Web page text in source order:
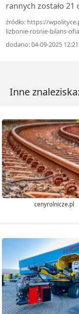
rannych zostało 21
źródło: https://
lizbonie-rosnie-bilans-
dodano: 04-09-2025
Inne znaleziska:
cenyrolnicze.pl